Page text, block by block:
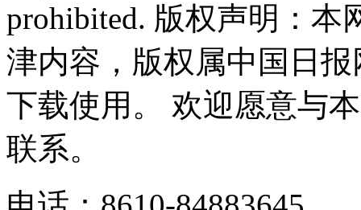
prohibited. 版权声明：
津内容，版权属中国日
下载使用。 欢迎愿意与
联系。